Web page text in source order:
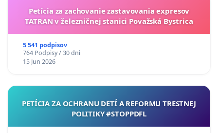
Petícia za zachovanie zastavovania expresov
TATRAN v železničnej stanici Považská Bystrica
5 541 podpisov
764 Podpisy / 30 dni
15 Jun 2026
PETÍCIA ZA OCHRANU DETÍ A REFORMU TRESTNEJ
POLITIKY #STOPPDFL